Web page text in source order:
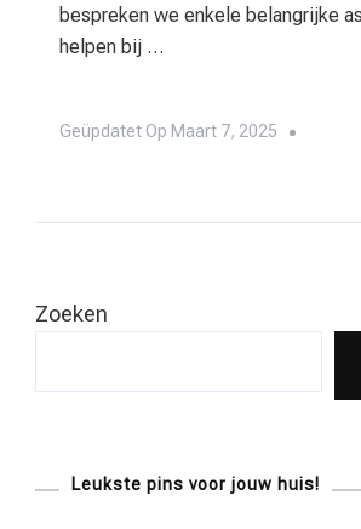
bespreken we enkele belangrijke
helpen bij …
Geüpdatet Op Maart 7, 2025
Zoeken
Leukste pins voor jouw huis!